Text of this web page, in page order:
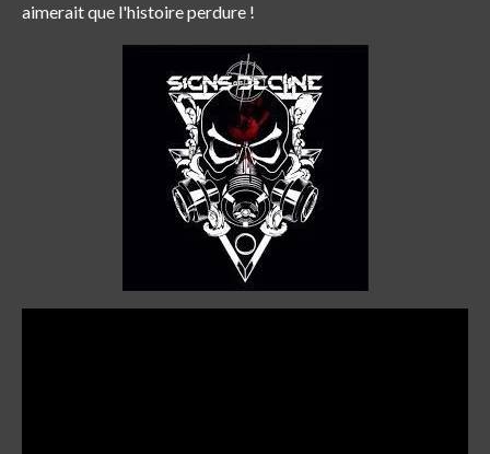
aimerait que l'histoire perdure !